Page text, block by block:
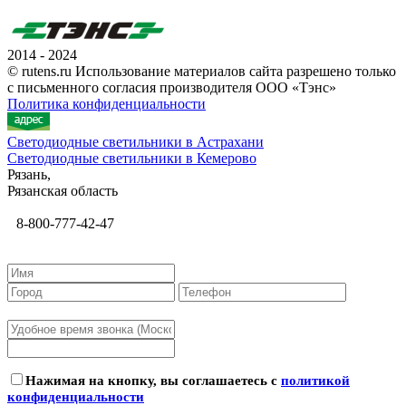
2014 - 2024
© rutens.ru Использование материалов сайта разрешено только
с письменного согласия производителя ООО «Тэнс»
Политика конфиденциальности
Светодиодные светильники в Астрахани
Светодиодные светильники в Кемерово
Рязань,
Рязанская область
8-800-777-42-47
Нажимая на кнопку, вы соглашаетесь с политикой
конфиденциальности